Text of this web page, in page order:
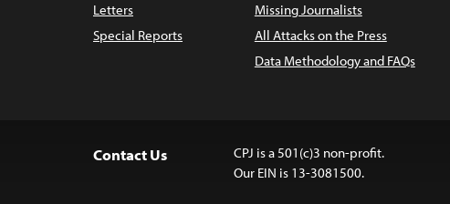
Letters
Special Reports
Missing Journalists
All Attacks on the Press
Data Methodology and FAQs
Contact Us
CPJ is a 501(c)3 non-profit.
Our EIN is 13-3081500.